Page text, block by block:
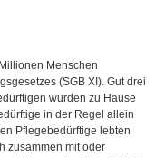
Menschen
(SGB XI). Gut drei
wurden zu Hause
in der Regel allein
Pflegebedürftige lebten
zusammen mit oder